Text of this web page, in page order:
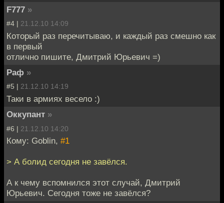
F777 »
#4 | 21.12.10 14:09
Который раз перечитываю, и каждый раз смешно как
в первый
отлично пишите, Дмитрий Юрьевич =)
Раф »
#5 | 21.12.10 14:19
Таки в армиях весело :)
Оккупант »
#6 | 21.12.10 14:20
Кому: Goblin, #1
> А болид сегодня не завёлся.
А к чему вспомнился этот случай, Дмитрий
Юрьевич. Сегодня тоже не завёлся?